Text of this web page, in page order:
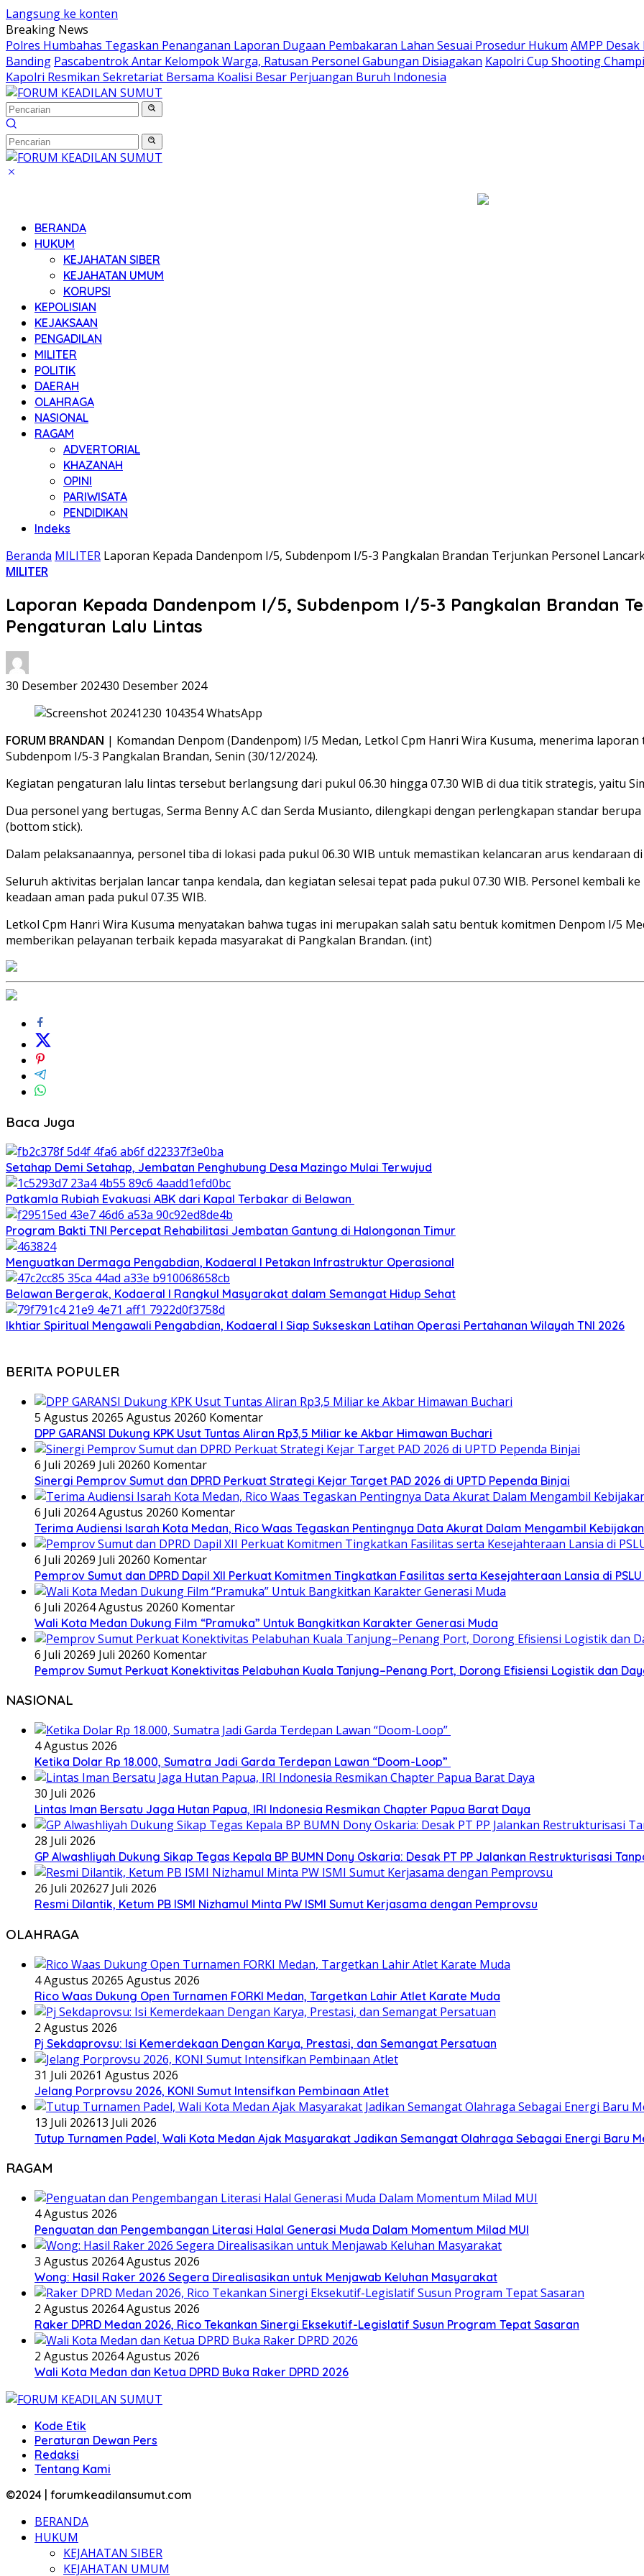
Langsung ke konten
Breaking News
Polres Humbahas Tegaskan Penanganan Laporan Dugaan Pembakaran Lahan Sesuai Prosedur Hukum AMPP
Banding Pascabentrok Antar Kelompok Warga, Ratusan Personel Gabungan Disiagakan Kapolri Cup Shooting
Kapolri Resmikan Sekretariat Bersama Koalisi Besar Perjuangan Buruh Indonesia
BERANDA
HUKUM
KEJAHATAN SIBER
KEJAHATAN UMUM
KORUPSI
KEPOLISIAN
KEJAKSAAN
PENGADILAN
MILITER
POLITIK
DAERAH
OLAHRAGA
NASIONAL
RAGAM
ADVERTORIAL
KHAZANAH
OPINI
PARIWISATA
PENDIDIKAN
Indeks
Beranda MILITER Laporan Kepada Dandenpom I/5, Subdenpom I/5-3 Pangkalan Brandan Terjunkan Personel
MILITER
Laporan Kepada Dandenpom I/5, Subdenpom I/5-3 Pangkalan Brandan
Pengaturan Lalu Lintas
30 Desember 202430 Desember 2024
FORUM BRANDAN | Komandan Denpom (Dandenpom) I/5 Medan, Letkol Cpm Hanri Wira Kusuma, menerima
Subdenpom I/5-3 Pangkalan Brandan, Senin (30/12/2024).
Kegiatan pengaturan lalu lintas tersebut berlangsung dari pukul 06.30 hingga 07.30 WIB di dua titik strategis, yaitu
Dua personel yang bertugas, Serma Benny A.C dan Serda Musianto, dilengkapi dengan perlengkapan standar
(bottom stick).
Dalam pelaksanaannya, personel tiba di lokasi pada pukul 06.30 WIB untuk memastikan kelancaran arus kendaraan
Seluruh aktivitas berjalan lancar tanpa kendala, dan kegiatan selesai tepat pada pukul 07.30 WIB. Personel kembali
keadaan aman pada pukul 07.35 WIB.
Letkol Cpm Hanri Wira Kusuma menyatakan bahwa tugas ini merupakan salah satu bentuk komitmen Denpom I/5
memberikan pelayanan terbaik kepada masyarakat di Pangkalan Brandan. (int)
Baca Juga
Setahap Demi Setahap, Jembatan Penghubung Desa Mazingo Mulai Terwujud
Patkamla Rubiah Evakuasi ABK dari Kapal Terbakar di Belawan
Program Bakti TNI Percepat Rehabilitasi Jembatan Gantung di Halongonan Timur
Menguatkan Dermaga Pengabdian, Kodaeral I Petakan Infrastruktur Operasional
Belawan Bergerak, Kodaeral I Rangkul Masyarakat dalam Semangat Hidup Sehat
Ikhtiar Spiritual Mengawali Pengabdian, Kodaeral I Siap Sukseskan Latihan Operasi Pertahanan Wilayah TNI 2026
BERITA POPULER
5 Agustus 20265 Agustus 20260 Komentar
DPP GARANSI Dukung KPK Usut Tuntas Aliran Rp3,5 Miliar ke Akbar Himawan Buchari
6 Juli 20269 Juli 20260 Komentar
Sinergi Pemprov Sumut dan DPRD Perkuat Strategi Kejar Target PAD 2026 di UPTD Pependa Binjai
6 Juli 20264 Agustus 20260 Komentar
Terima Audiensi Isarah Kota Medan, Rico Waas Tegaskan Pentingnya Data Akurat Dalam Mengambil
6 Juli 20269 Juli 20260 Komentar
Pemprov Sumut dan DPRD Dapil XII Perkuat Komitmen Tingkatkan Fasilitas serta Kesejahteraan Lansia di PSLU
6 Juli 20264 Agustus 20260 Komentar
Wali Kota Medan Dukung Film “Pramuka” Untuk Bangkitkan Karakter Generasi Muda
6 Juli 20269 Juli 20260 Komentar
Pemprov Sumut Perkuat Konektivitas Pelabuhan Kuala Tanjung–Penang Port, Dorong Efisiensi Logistik dan
NASIONAL
4 Agustus 2026
Ketika Dolar Rp 18.000, Sumatra Jadi Garda Terdepan Lawan “Doom-Loop”
30 Juli 2026
Lintas Iman Bersatu Jaga Hutan Papua, IRI Indonesia Resmikan Chapter Papua Barat Daya
28 Juli 2026
GP Alwashliyah Dukung Sikap Tegas Kepala BP BUMN Dony Oskaria: Desak PT PP Jalankan Restrukturisasi
26 Juli 202627 Juli 2026
Resmi Dilantik, Ketum PB ISMI Nizhamul Minta PW ISMI Sumut Kerjasama dengan Pemprovsu
OLAHRAGA
4 Agustus 20265 Agustus 2026
Rico Waas Dukung Open Turnamen FORKI Medan, Targetkan Lahir Atlet Karate Muda
2 Agustus 2026
Pj Sekdaprovsu: Isi Kemerdekaan Dengan Karya, Prestasi, dan Semangat Persatuan
31 Juli 20261 Agustus 2026
Jelang Porprovsu 2026, KONI Sumut Intensifkan Pembinaan Atlet
13 Juli 202613 Juli 2026
Tutup Turnamen Padel, Wali Kota Medan Ajak Masyarakat Jadikan Semangat Olahraga Sebagai Energi Baru
RAGAM
4 Agustus 2026
Penguatan dan Pengembangan Literasi Halal Generasi Muda Dalam Momentum Milad MUI
3 Agustus 20264 Agustus 2026
Wong: Hasil Raker 2026 Segera Direalisasikan untuk Menjawab Keluhan Masyarakat
2 Agustus 20264 Agustus 2026
Raker DPRD Medan 2026, Rico Tekankan Sinergi Eksekutif-Legislatif Susun Program Tepat Sasaran
2 Agustus 20264 Agustus 2026
Wali Kota Medan dan Ketua DPRD Buka Raker DPRD 2026
Kode Etik
Peraturan Dewan Pers
Redaksi
Tentang Kami
©2024 | forumkeadilansumut.com
BERANDA
HUKUM
KEJAHATAN SIBER
KEJAHATAN UMUM